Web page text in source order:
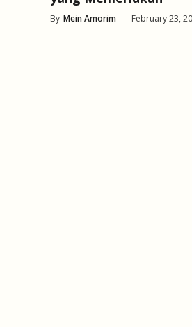
By Mein Amorim — February 23,